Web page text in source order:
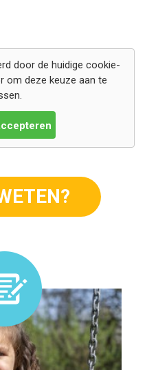
door de huidige cookie-
om deze keuze aan te